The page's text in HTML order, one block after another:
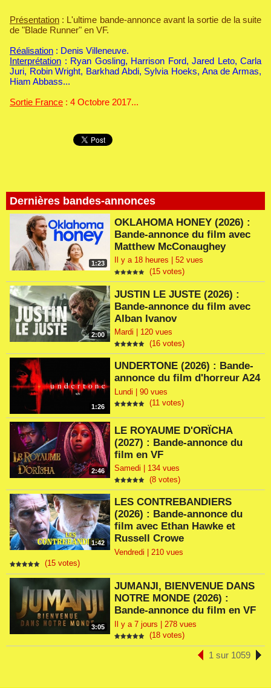
Dernières bandes-annonces
1:23
OKLAHOMA HONEY (2026) :
Bande-annonce du film avec
Matthew McConaughey
Il y a 18 heures | 52 vues
(15 votes)
2:00
JUSTIN LE JUSTE (2026) :
Bande-annonce du film avec
Alban Ivanov
Mardi | 120 vues
(16 votes)
1:26
UNDERTONE (2026) : Bande-
annonce du film d'horreur A24
Lundi | 90 vues
(11 votes)
2:46
LE ROYAUME D'ORÏCHA
(2027) : Bande-annonce du
film en VF
Samedi | 134 vues
(8 votes)
1:42
LES CONTREBANDIERS
(2026) : Bande-annonce du
film avec Ethan Hawke et
Russell Crowe
Vendredi | 210 vues
(15 votes)
3:05
JUMANJI, BIENVENUE DANS
NOTRE MONDE (2026) :
Bande-annonce du film en VF
Il y a 7 jours | 278 vues
(18 votes)
1 sur 1059
Présentation : L'ultime bande-annonce avant la sortie de la suite
de "Blade Runner" en VF.
Réalisation : Denis Villeneuve.
Interprétation : Ryan Gosling, Harrison Ford, Jared Leto, Carla
Juri, Robin Wright, Barkhad Abdi, Sylvia Hoeks, Ana de Armas,
Hiam Abbass...
Sortie France : 4 Octobre 2017...